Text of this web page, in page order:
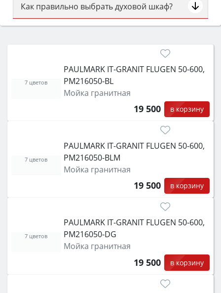
Как правильно выбрать духовой шкаф?
Сначала определитесь с типом (газовый или
затем смотрите на объём 50–70 л для семьи,
функции (конвекция, гриль, самоочистка,
защита от детей).
PAULMARK IT-GRANIT FLUGEN 50-600,
PM216050-BL
Мойка гранитная
19 500 в корзину
7 цветов
PAULMARK IT-GRANIT FLUGEN 50-600,
PM216050-BLM
Мойка гранитная
19 500 в корзину
7 цветов
PAULMARK IT-GRANIT FLUGEN 50-600,
PM216050-DG
Мойка гранитная
19 500 в корзину
7 цветов